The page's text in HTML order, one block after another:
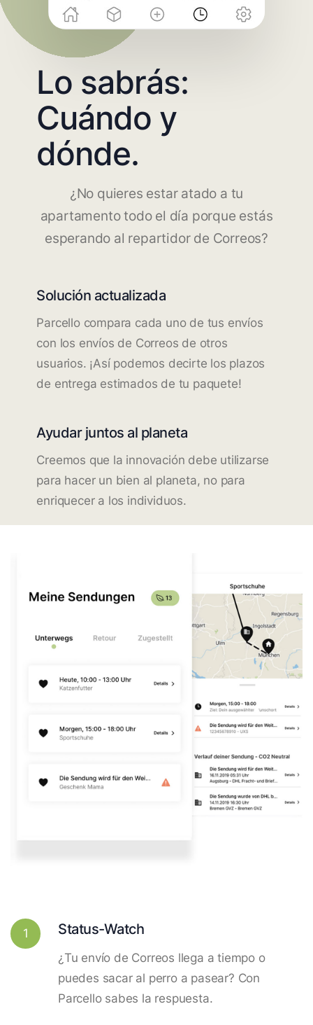
Lo sabrás:
Cuándo y
dónde.
¿No quieres estar atado a tu
apartamento todo el día porque estás
esperando al repartidor de Correos?
Solución actualizada
Parcello compara cada uno de tus envíos
con los envíos de Correos de otros
usuarios. ¡Así podemos decirte los plazos
de entrega estimados de tu paquete!
Ayudar juntos al planeta
Creemos que la innovación debe utilizarse
para hacer un bien al planeta, no para
enriquecer a los individuos.
1 Status-Watch
¿Tu envío de Correos llega a tiempo o
puedes sacar al perro a pasear? Con
Parcello sabes la respuesta.